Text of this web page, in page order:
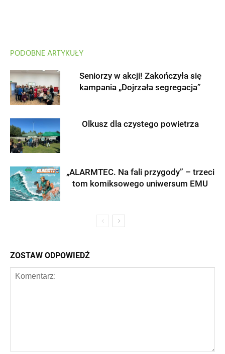
PODOBNE ARTYKUŁY
Seniorzy w akcji! Zakończyła się
kampania „Dojrzała segregacja”
Olkusz dla czystego powietrza
„ALARMTEC. Na fali przygody” – trzeci
tom komiksowego uniwersum EMU
ZOSTAW ODPOWIEDŹ